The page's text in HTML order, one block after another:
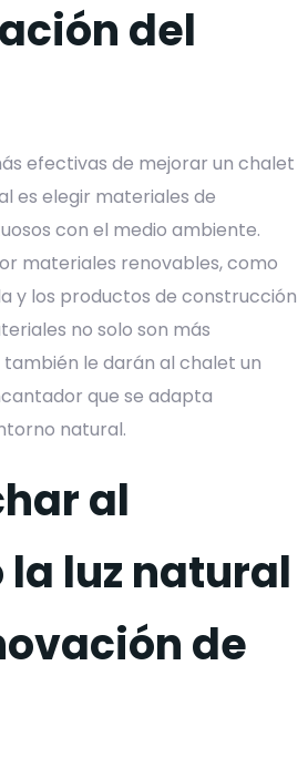
del
efectivas de mejorar un chalet
es elegir materiales de
con el medio ambiente.
materiales renovables, como
y los productos de construcción
no solo son más
también le darán al chalet un
que se adapta
natural.
al
luz natural
de